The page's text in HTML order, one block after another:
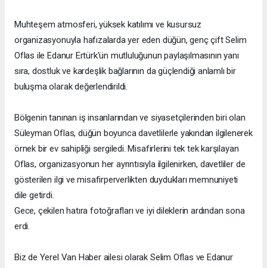
Muhteşem atmosferi, yüksek katılımı ve kusursuz
organizasyonuyla hafızalarda yer eden düğün, genç çift Selim
Oflas ile Edanur Ertürk'ün mutluluğunun paylaşılmasının yanı
sıra, dostluk ve kardeşlik bağlarının da güçlendiği anlamlı bir
buluşma olarak değerlendirildi.
Bölgenin tanınan iş insanlarından ve siyasetçilerinden biri olan
Süleyman Oflas, düğün boyunca davetlilerle yakından ilgilenerek
örnek bir ev sahipliği sergiledi. Misafirlerini tek tek karşılayan
Oflas, organizasyonun her ayrıntısıyla ilgilenirken, davetliler de
gösterilen ilgi ve misafirperverlikten duydukları memnuniyeti
dile getirdi.
Gece, çekilen hatıra fotoğrafları ve iyi dileklerin ardından sona
erdi.
Biz de Yerel Van Haber ailesi olarak Selim Oflas ve Edanur